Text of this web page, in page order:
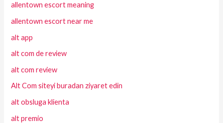
allentown escort meaning
allentown escort near me
alt app
alt com de review
alt com review
Alt Com siteyi buradan ziyaret edin
alt obsluga klienta
alt premio